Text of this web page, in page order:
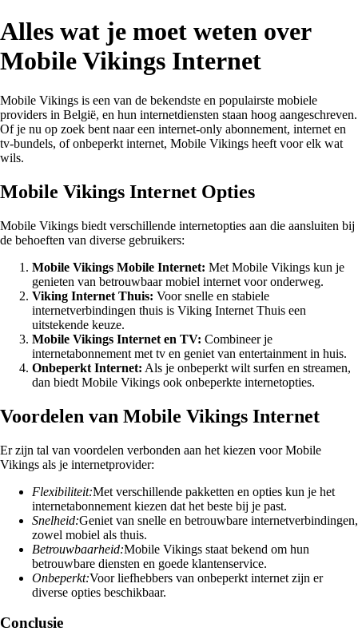
Alles wat je moet weten over
Mobile Vikings Internet
Mobile Vikings is een van de bekendste en populairste mobiele
providers in België, en hun internetdiensten staan hoog aangeschreven.
Of je nu op zoek bent naar een internet-only abonnement, internet en
tv-bundels, of onbeperkt internet, Mobile Vikings heeft voor elk wat
wils.
Mobile Vikings Internet Opties
Mobile Vikings biedt verschillende internetopties aan die aansluiten bij
de behoeften van diverse gebruikers:
Mobile Vikings Mobile Internet: Met Mobile Vikings kun je
genieten van betrouwbaar mobiel internet voor onderweg.
Viking Internet Thuis: Voor snelle en stabiele
internetverbindingen thuis is Viking Internet Thuis een
uitstekende keuze.
Mobile Vikings Internet en TV: Combineer je
internetabonnement met tv en geniet van entertainment in huis.
Onbeperkt Internet: Als je onbeperkt wilt surfen en streamen,
dan biedt Mobile Vikings ook onbeperkte internetopties.
Voordelen van Mobile Vikings Internet
Er zijn tal van voordelen verbonden aan het kiezen voor Mobile
Vikings als je internetprovider:
Flexibiliteit:Met verschillende pakketten en opties kun je het
internetabonnement kiezen dat het beste bij je past.
Snelheid:Geniet van snelle en betrouwbare internetverbindingen,
zowel mobiel als thuis.
Betrouwbaarheid:Mobile Vikings staat bekend om hun
betrouwbare diensten en goede klantenservice.
Onbeperkt:Voor liefhebbers van onbeperkt internet zijn er
diverse opties beschikbaar.
Conclusie